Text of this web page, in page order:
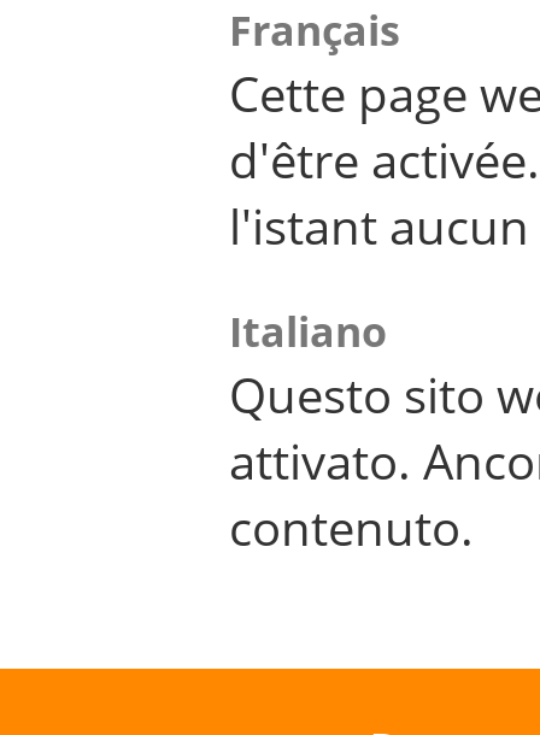
Français
Cette page
d'être
l'istant
Italiano
Questo sito
attivato.
contenuto.